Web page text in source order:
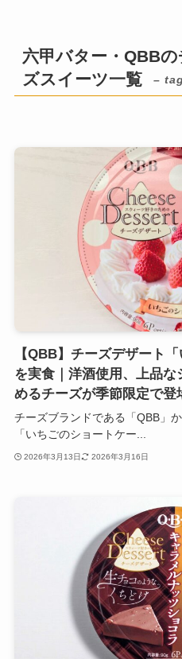
六甲バター・QBB
ズスイーツ一覧
–
【QBB】チーズデザート
を実食｜洋酒使用、上品
めるチーズが季節限定で登
チーズブランドである「QBB」
「いちごのショートケー...
2026年3月13日 2026年3月16日